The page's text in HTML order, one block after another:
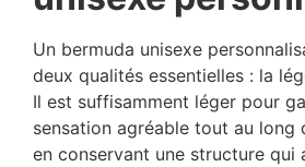
Un bermuda unisexe
deux qualités essentielles : la
Il est suffisamment léger pour
sensation agréable tout au long
en conservant une structure qui